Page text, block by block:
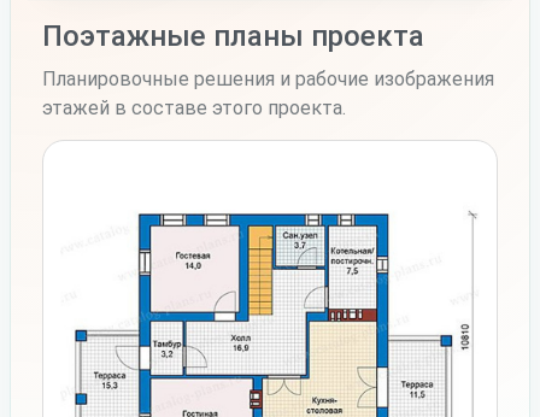
Поэтажные планы проекта
Планировочные решения и рабочие изображения
этажей в составе этого проекта.